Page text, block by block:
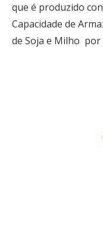
que é produzido
Capacidade de
de Soja e Milho por